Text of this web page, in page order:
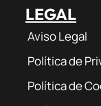
LEGAL
Aviso Legal
Política de
Política de